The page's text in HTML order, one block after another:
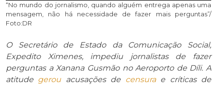
“No mundo do jornalismo, quando alguém entrega apenas uma
mensagem, não há necessidade de fazer mais perguntas”/
Foto:DR
O Secretário de Estado da Comunicação Social,
Expedito Ximenes, impediu jornalistas de fazer
perguntas a Xanana Gusmão no Aeroporto de Díli. A
atitude gerou acusações de censurae críticas de